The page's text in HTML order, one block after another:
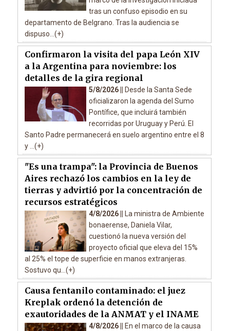
tras un confuso episodio en su
departamento de Belgrano. Tras la audiencia se
dispuso...(+)
Confirmaron la visita del papa León XIV
a la Argentina para noviembre: los
detalles de la gira regional
5/8/2026 ||
Desde la Santa Sede
oficializaron la agenda del Sumo
Pontífice, que incluirá también
recorridas por Uruguay y Perú. El
Santo Padre permanecerá en suelo argentino entre el 8
y ...(+)
"Es una trampa": la Provincia de Buenos
Aires rechazó los cambios en la ley de
tierras y advirtió por la concentración de
recursos estratégicos
4/8/2026 ||
La ministra de Ambiente
bonaerense, Daniela Vilar,
cuestionó la nueva versión del
proyecto oficial que eleva del 15%
al 25% el tope de superficie en manos extranjeras.
Sostuvo qu...(+)
Causa fentanilo contaminado: el juez
Kreplak ordenó la detención de
exautoridades de la ANMAT y el INAME
4/8/2026 ||
En el marco de la causa